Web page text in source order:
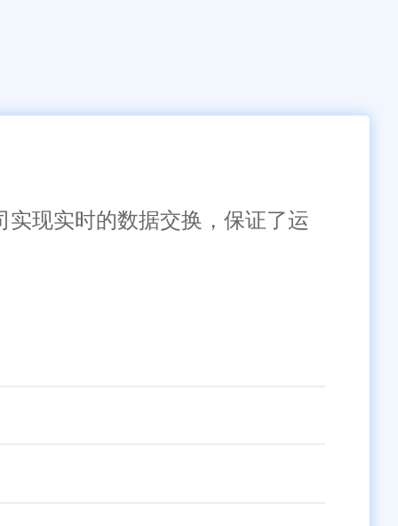
实现实时的数据交换，保证了运